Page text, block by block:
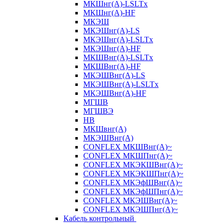
МКШнг(А)-LSLTx
МКШнг(А)-HF
МКЭШ
МКЭШнг(А)-LS
МКЭШнг(А)-LSLTx
МКЭШнг(А)-HF
МКШВнг(A)-LSLTx
МКШВнг(А)-HF
МКЭШВнг(А)-LS
МКЭШВнг(A)-LSLTx
МКЭШВнг(А)-HF
МГШВ
МГШВЭ
НВ
МКШвнг(А)
МКЭШВнг(А)
CONFLEX МКШВнг(А)~
CONFLEX МКШПнг(А)~
CONFLEX МКЭКШВнг(А)~
CONFLEX МКЭКШПнг(А)~
CONFLEX МКЭфШВнг(А)~
CONFLEX МКЭфШПнг(А)~
CONFLEX МКЭШВнг(А)~
CONFLEX МКЭШПнг(А)~
Кабель контрольный